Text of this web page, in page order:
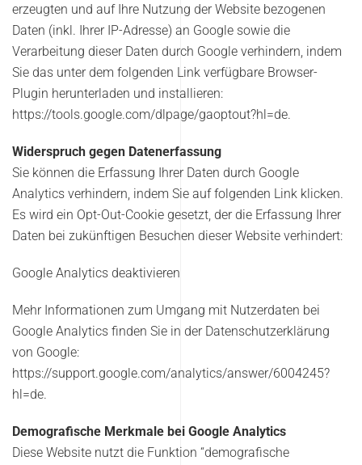
erzeugten und auf Ihre Nutzung der Website bezogenen
Daten (inkl. Ihrer IP-Adresse) an Google sowie die
Verarbeitung dieser Daten durch Google verhindern, indem
Sie das unter dem folgenden Link verfügbare Browser-
Plugin herunterladen und installieren:
https://tools.google.com/dlpage/gaoptout?hl=de.
Widerspruch gegen Datenerfassung
Sie können die Erfassung Ihrer Daten durch Google
Analytics verhindern, indem Sie auf folgenden Link klicken.
Es wird ein Opt-Out-Cookie gesetzt, der die Erfassung Ihrer
Daten bei zukünftigen Besuchen dieser Website verhindert:
Google Analytics deaktivieren
Mehr Informationen zum Umgang mit Nutzerdaten bei
Google Analytics finden Sie in der Datenschutzerklärung
von Google:
https://support.google.com/analytics/answer/6004245?
hl=de.
Demografische Merkmale bei Google Analytics
Diese Website nutzt die Funktion “demografische